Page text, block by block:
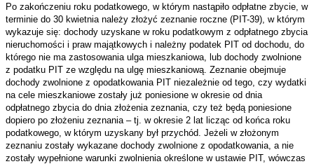
Po zakończeniu roku podatkowego, w którym nastąpiło odpłatne zbycie, w
terminie do 30 kwietnia należy złożyć zeznanie roczne (PIT-39), w którym
wykazuje się: dochody uzyskane w roku podatkowym z odpłatnego zbycia
nieruchomości i praw majątkowych i należny podatek PIT od dochodu, do
którego nie ma zastosowania ulga mieszkaniowa, lub dochody zwolnione
z podatku PIT ze względu na ulgę mieszkaniową. Zeznanie obejmuje
dochody zwolnione z opodatkowania PIT niezależnie od tego, czy wydatki
na cele mieszkaniowe zostały już poniesione w okresie od dnia
odpłatnego zbycia do dnia złożenia zeznania, czy też będą poniesione
dopiero po złożeniu zeznania – tj. w okresie 2 lat licząc od końca roku
podatkowego, w którym uzyskany był przychód. Jeżeli w złożonym
zeznaniu zostały wykazane dochody zwolnione z opodatkowania, a nie
zostały wypełnione warunki zwolnienia określone w ustawie PIT, wówczas